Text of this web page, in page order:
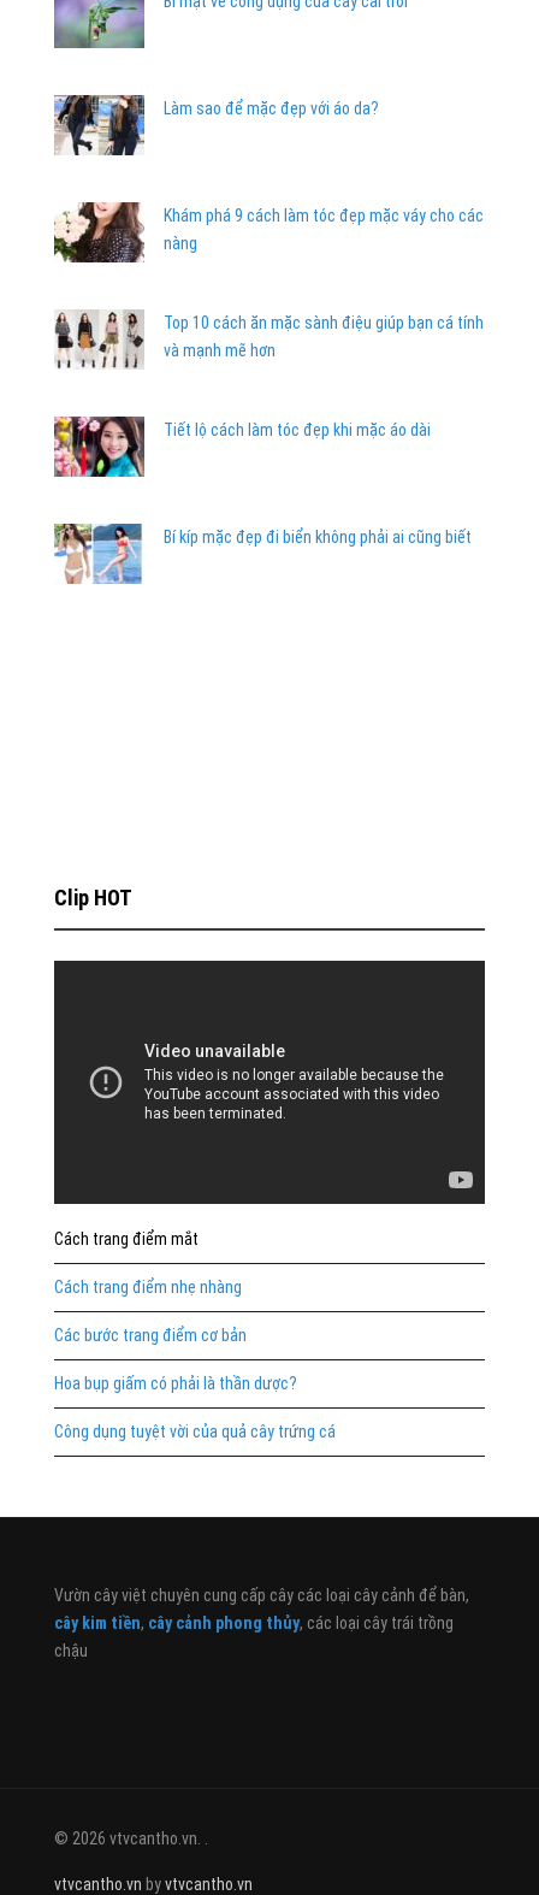
Làm sao để mặc đẹp với áo da?
Khám phá 9 cách làm tóc đẹp mặc váy cho các
nàng
Top 10 cách ăn mặc sành điệu giúp bạn cá tính
và mạnh mẽ hơn
Tiết lộ cách làm tóc đẹp khi mặc áo dài
Bí kíp mặc đẹp đi biển không phải ai cũng biết
Clip HOT
Cách trang điểm mắt
Cách trang điểm nhẹ nhàng
Các bước trang điểm cơ bản
Hoa bụp giấm có phải là thần dược?
Công dụng tuyệt vời của quả cây trứng cá
Vườn cây việt chuyên cung cấp cây các loại cây cảnh để bàn,
cây kim tiền, cây cảnh phong thủy, các loại cây trái trồng
chậu
© 2026 vtvcantho.vn. .
vtvcantho.vn byvtvcantho.vn